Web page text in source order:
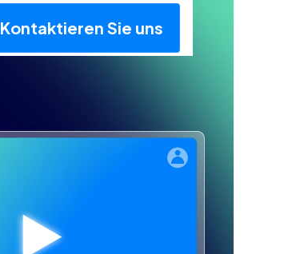
Kontaktieren Sie uns